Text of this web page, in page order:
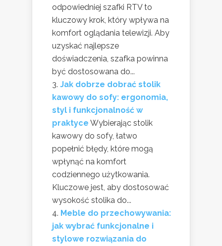
odpowiedniej szafki RTV to
kluczowy krok, który wpływa na
komfort oglądania telewizji. Aby
uzyskać najlepsze
doświadczenia, szafka powinna
być dostosowana do...
Jak dobrze dobrać stolik
kawowy do sofy: ergonomia,
styl i funkcjonalność w
praktyce Wybierając stolik
kawowy do sofy, łatwo
popełnić błędy, które mogą
wpłynąć na komfort
codziennego użytkowania.
Kluczowe jest, aby dostosować
wysokość stolika do...
Meble do przechowywania:
jak wybrać funkcjonalne i
stylowe rozwiązania do